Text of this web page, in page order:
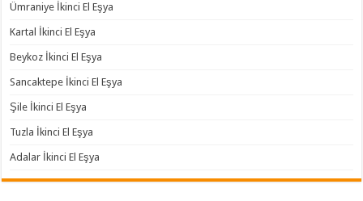
Ümraniye İkinci El Eşya
Kartal İkinci El Eşya
Beykoz İkinci El Eşya
Sancaktepe İkinci El Eşya
Şile İkinci El Eşya
Tuzla İkinci El Eşya
Adalar İkinci El Eşya